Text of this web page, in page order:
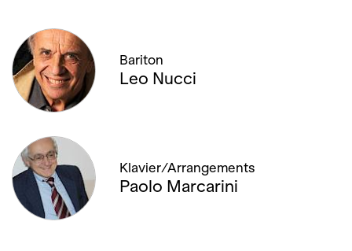
Bariton
Leo Nucci
Klavier/Arrangements
Paolo Marcarini